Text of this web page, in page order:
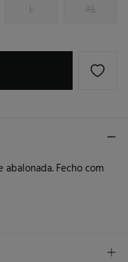
L XL
Fecho com